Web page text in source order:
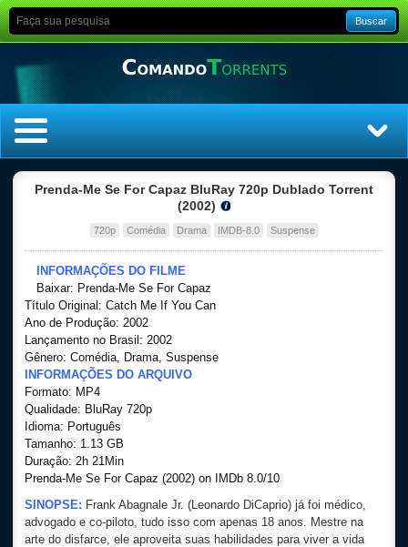
Buscar
Top Séries
Filmes
Prenda-Me Se For Capaz BluRay 720p Dublado Torrent
(2002)
720p Comédia Drama IMDB-8.0 Suspense
INFORMAÇÕES DO FILME
Baixar: Prenda-Me Se For Capaz
Título Original: Catch Me If You Can
Ano de Produção: 2002
Lançamento no Brasil: 2002
Gênero: Comédia, Drama, Suspense
INFORMAÇÕES DO ARQUIVO
Formato: MP4
Qualidade: BluRay 720p
Idioma: Português
Tamanho: 1.13 GB
Duração: 2h 21Min
Prenda-Me Se For Capaz (2002) on IMDb 8.0/10
SINOPSE: Frank Abagnale Jr. (Leonardo DiCaprio) já foi médico,
advogado e co-piloto, tudo isso com apenas 18 anos. Mestre na
arte do disfarce, ele aproveita suas habilidades para viver a vida